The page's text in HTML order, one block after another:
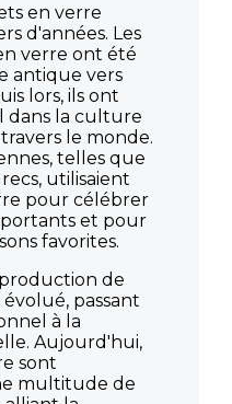
en verre
d'années. Les
verre ont été
antique vers
lors, ils ont
dans la culture
le monde.
telles que
utilisaient
pour célébrer
et pour
favorites.
de
passant
à la
Aujourd'hui,
sont
multitude de